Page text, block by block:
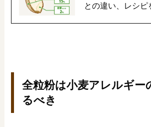
との違い、レシピ
全粒粉は小麦アレルギー
るべき